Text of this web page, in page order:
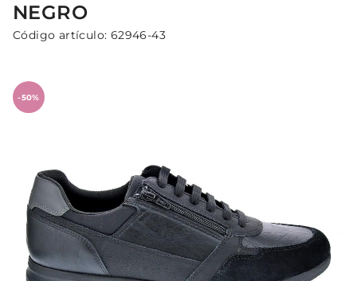
NEGRO
Código artículo: 62946-43
-50%